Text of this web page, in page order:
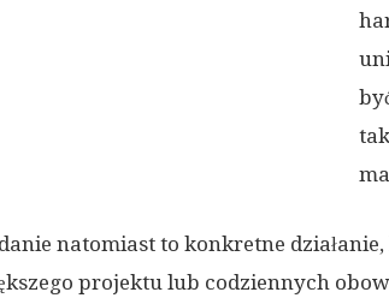
natomiast to konkretne
projektu lub codziennych